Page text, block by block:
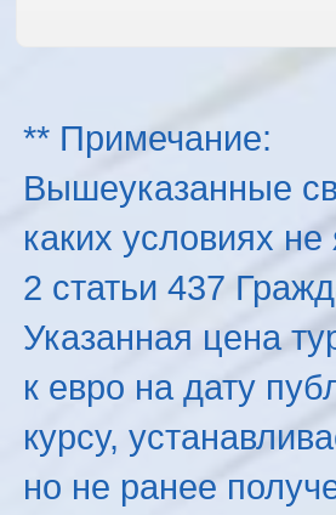
** Примечание:
Вышеуказанные
каких условиях
2 статьи 437
Указанная цена
к евро на дату
курсу,
но не ранее